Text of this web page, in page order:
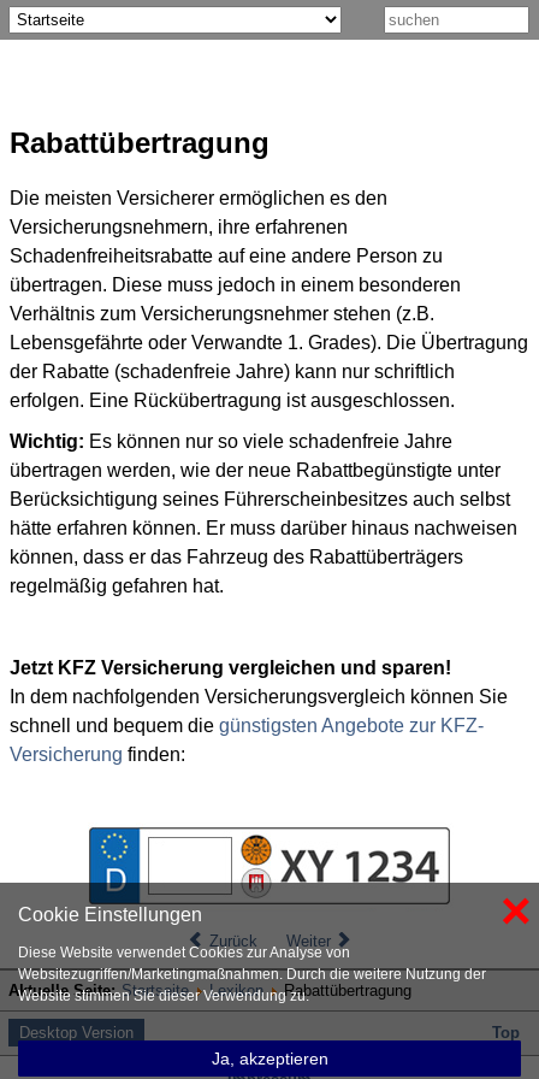
Rabattübertragung
Die meisten Versicherer ermöglichen es den
Versicherungsnehmern, ihre erfahrenen
Schadenfreiheitsrabatte auf eine andere Person zu
übertragen. Diese muss jedoch in einem besonderen
Verhältnis zum Versicherungsnehmer stehen (z.B.
Lebensgefährte oder Verwandte 1. Grades). Die Übertragung
der Rabatte (schadenfreie Jahre) kann nur schriftlich
erfolgen. Eine Rückübertragung ist ausgeschlossen.
Wichtig: Es können nur so viele schadenfreie Jahre
übertragen werden, wie der neue Rabattbegünstigte unter
Berücksichtigung seines Führerscheinbesitzes auch selbst
hätte erfahren können. Er muss darüber hinaus nachweisen
können, dass er das Fahrzeug des Rabattüberträgers
regelmäßig gefahren hat.
Jetzt KFZ Versicherung vergleichen und sparen!
In dem nachfolgenden Versicherungsvergleich können Sie
schnell und bequem die günstigsten Angebote zur KFZ-
Versicherung finden:
Zurück Weiter
Aktuelle Seite: Startseite Lexikon Rabattübertragung
Desktop Version Top
×
Cookie Einstellungen
Diese Website verwendet Cookies zur Analyse von
Websitezugriffen/Marketingmaßnahmen. Durch die weitere Nutzung der
Website stimmen Sie dieser Verwendung zu.
Ja, akzeptieren